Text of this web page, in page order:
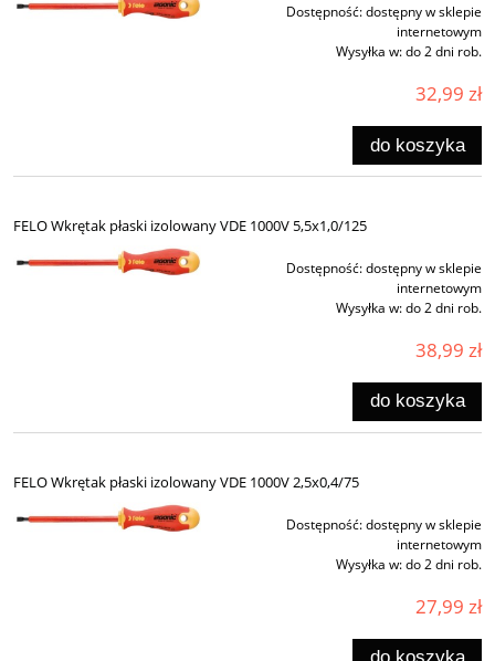
Dostępność:dostępny w sklepie
internetowym
Wysyłka w:do 2 dni rob.
32,99 zł
do koszyka
FELO Wkrętak płaski izolowany VDE 1000V 5,5x1,0/125
Dostępność:dostępny w sklepie
internetowym
Wysyłka w:do 2 dni rob.
38,99 zł
do koszyka
FELO Wkrętak płaski izolowany VDE 1000V 2,5x0,4/75
Dostępność:dostępny w sklepie
internetowym
Wysyłka w:do 2 dni rob.
27,99 zł